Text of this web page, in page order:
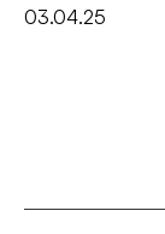
03.04.25